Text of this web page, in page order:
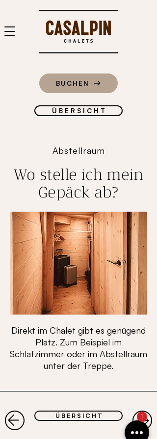
BUCHEN
Ü B E R S I C H T
Abstellraum
Wo stelle ich mein
Gepäck ab?
Direkt im Chalet gibt es genügend
Platz. Zum Beispiel im
Schlafzimmer oder im Abstellraum
unter der Treppe.
Ü B E R S I C H T 1